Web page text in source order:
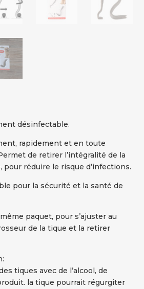
désinfectable.
rapidement et en toute
de retirer l’intégralité de la
réduire le risque d’infections.
pour la sécurité et la santé de
paquet, pour s’ajuster au
de la tique et la retirer
tiques avec de l’alcool, de
la tique pourrait régurgiter